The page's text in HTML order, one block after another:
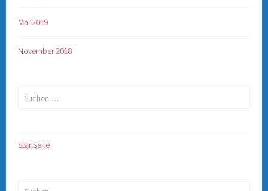
Mai 2019
November 2018
Suchen
Startseite
Suchen